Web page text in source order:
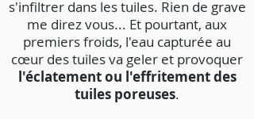
s'infiltrer dans les tuiles. Rien de grave
me direz vous... Et pourtant, aux
premiers froids, l'eau capturée au
cœur des tuiles va geler et provoquer
l'éclatement ou l'effritement des
tuiles poreuses.